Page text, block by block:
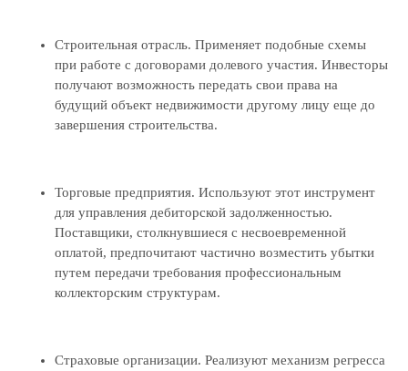
Строительная отрасль. Применяет подобные схемы
при работе с договорами долевого участия. Инвесторы
получают возможность передать свои права на
будущий объект недвижимости другому лицу еще до
завершения строительства.
Торговые предприятия. Используют этот инструмент
для управления дебиторской задолженностью.
Поставщики, столкнувшиеся с несвоевременной
оплатой, предпочитают частично возместить убытки
путем передачи требования профессиональным
коллекторским структурам.
Страховые организации. Реализуют механизм регресса